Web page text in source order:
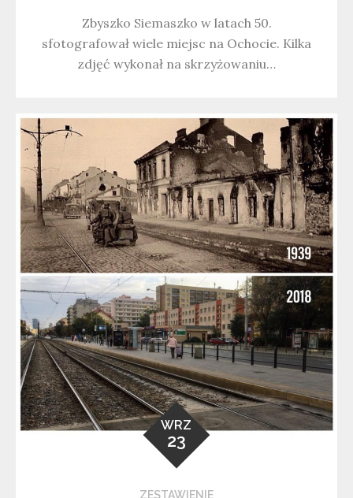
Zbyszko Siemaszko w latach 50.
sfotografował wiele miejsc na Ochocie. Kilka
zdjęć wykonał na skrzyżowaniu…
WRZ
23
ZESTAWIENIE